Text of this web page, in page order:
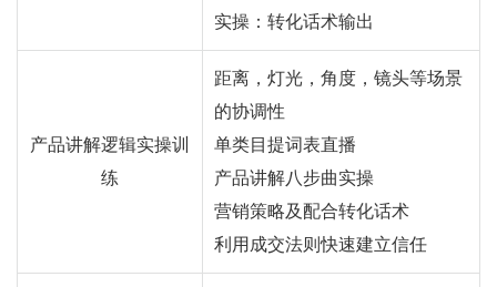
实操：转化话术输出
产品讲解逻辑实操训
练
距离，灯光，角度，镜头等场景
的协调性
单类目提词表直播
产品讲解八步曲实操
营销策略及配合转化话术
利用成交法则快速建立信任